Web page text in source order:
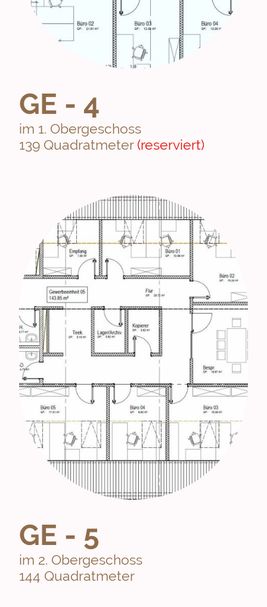
GE - 4
im 1. Obergeschoss
139 Quadratmeter (reserviert)
GE - 5
im 2. Obergeschoss
144 Quadratmeter